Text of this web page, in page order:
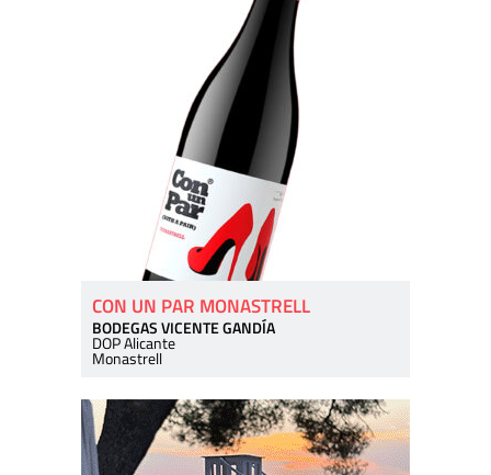
CON UN PAR MONASTRELL
BODEGAS VICENTE GANDÍA
DOP Alicante
Monastrell